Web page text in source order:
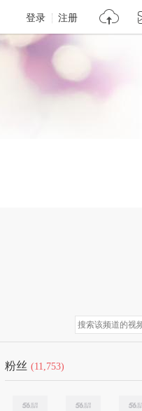
登录 注册
粉丝 (11,753)